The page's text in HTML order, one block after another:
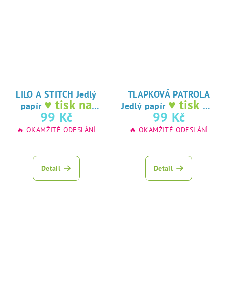
LILO A STITCH Jedlý
papír ♥ tisk na
jedlý papír
99 Kč
🔥 OKAMŽITÉ ODESLÁNÍ
Detail
TLAPKOVÁ PATROLA
Jedlý papír ♥ tisk na
jedlý papír
99 Kč
🔥 OKAMŽITÉ ODESLÁNÍ
Detail